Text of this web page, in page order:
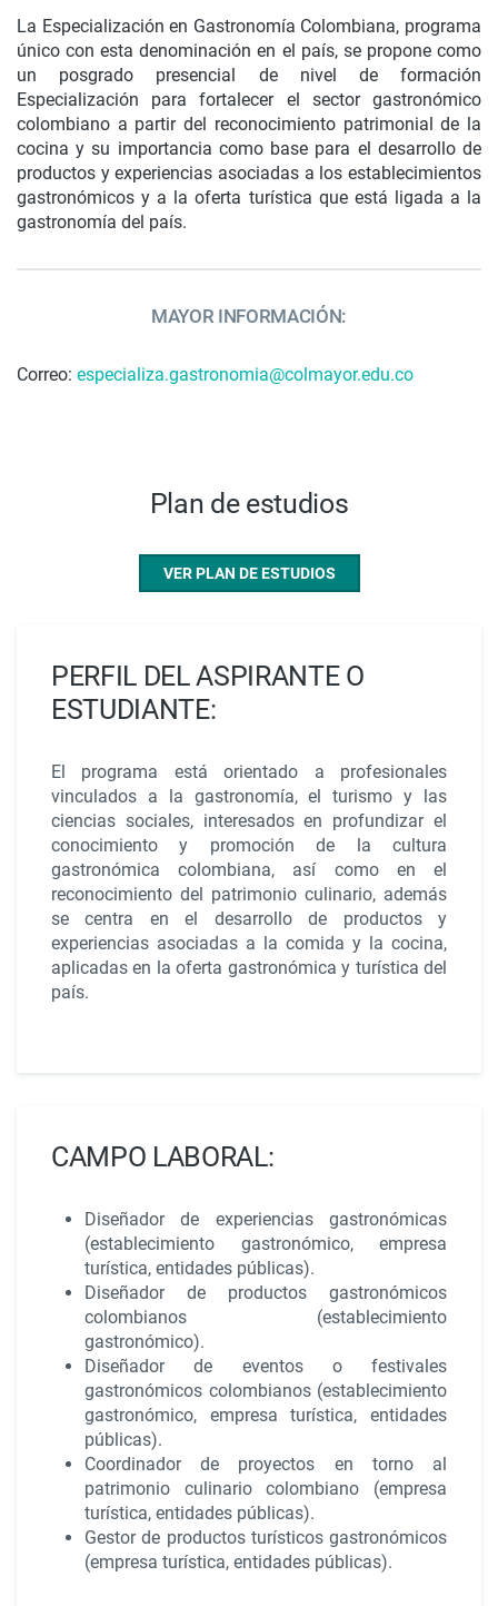
La Especialización en Gastronomía Colombiana, programa
único con esta denominación en el país, se propone como
un posgrado presencial de nivel de formación
Especialización para fortalecer el sector gastronómico
colombiano a partir del reconocimiento patrimonial de la
cocina y su importancia como base para el desarrollo de
productos y experiencias asociadas a los establecimientos
gastronómicos y a la oferta turística que está ligada a la
gastronomía del país.
MAYOR INFORMACIÓN:
Correo: especializa.gastronomia@colmayor.edu.co
Plan de estudios
VER PLAN DE ESTUDIOS
PERFIL DEL ASPIRANTE O
ESTUDIANTE:
El programa está orientado a profesionales
vinculados a la gastronomía, el turismo y las
ciencias sociales, interesados en profundizar el
conocimiento y promoción de la cultura
gastronómica colombiana, así como en el
reconocimiento del patrimonio culinario, además
se centra en el desarrollo de productos y
experiencias asociadas a la comida y la cocina,
aplicadas en la oferta gastronómica y turística del
país.
CAMPO LABORAL:
Diseñador de experiencias gastronómicas
(establecimiento gastronómico, empresa
turística, entidades públicas).
Diseñador de productos gastronómicos
colombianos (establecimiento
gastronómico).
Diseñador de eventos o festivales
gastronómicos colombianos (establecimiento
gastronómico, empresa turística, entidades
públicas).
Coordinador de proyectos en torno al
patrimonio culinario colombiano (empresa
turística, entidades públicas).
Gestor de productos turísticos gastronómicos
(empresa turística, entidades públicas).